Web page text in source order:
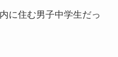
に住む男子中学生だっ